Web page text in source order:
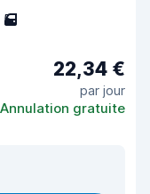
5
22,34 €
par jour
Annulation gratuite